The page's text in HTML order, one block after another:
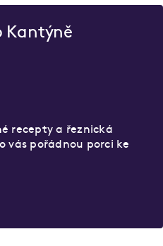
Kantýně
recepty a řeznická
vás pořádnou porci ke